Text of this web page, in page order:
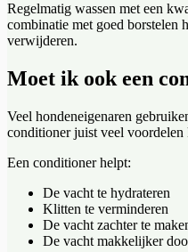
Regelmatig wassen met een
combinatie met goed borstelen
verwijderen.
Moet ik ook een
Veel hondeneigenaren
conditioner juist veel voordelen
Een conditioner helpt:
De vacht te hydrateren
Klitten te verminderen
De vacht zachter te
De vacht makkelijker